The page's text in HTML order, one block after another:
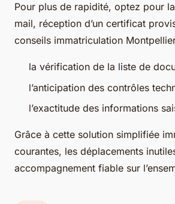
Pour plus de rapidité, optez pour
mail, réception d’un certificat
conseils immatriculation
la vérification de la liste de
l’anticipation des contrôles
l’exactitude des informations
Grâce à cette solution simplifiée
courantes, les déplacements
accompagnement fiable sur